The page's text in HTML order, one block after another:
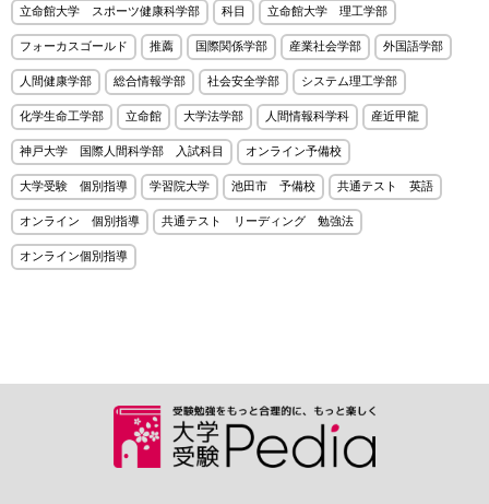
立命館大学 スポーツ健康科学部 科目 立命館大学 理工学部
フォーカスゴールド 推薦 国際関係学部 産業社会学部 外国語学部
人間健康学部 総合情報学部 社会安全学部 システム理工学部
化学生命工学部 立命館 大学法学部 人間情報科学科 産近甲龍
神戸大学 国際人間科学部 入試科目 オンライン予備校
大学受験 個別指導 学習院大学 池田市 予備校 共通テスト 英語
オンライン 個別指導 共通テスト リーディング 勉強法
オンライン個別指導